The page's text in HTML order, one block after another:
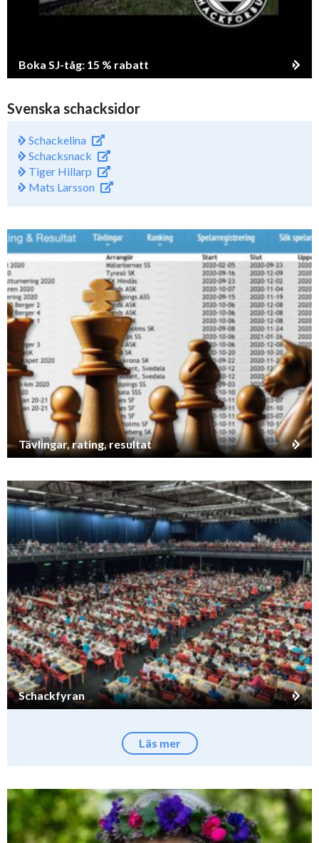
Boka SJ-tåg: 15 % rabatt
Svenska schacksidor
Schackelina
Schacksnack
Tiger Hillarp
Mats Larsson
Tävlingar, rating, resultat
Schackfyran
Läs mer